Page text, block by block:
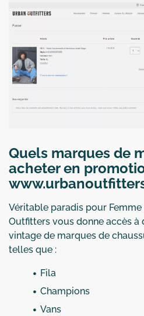
Quels marques de
acheter en
Véritable paradis pour
Outfitters vous donne accès
vintage de marques de
telles que :
Fila
Champions
Vans